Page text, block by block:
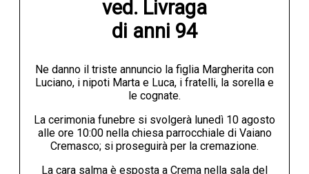
ved. Livraga
di anni 94
Ne danno il triste annuncio la figlia Margherita con
Luciano, i nipoti Marta e Luca, i fratelli, la sorella e
le cognate.
La cerimonia funebre si svolgerà lunedì 10 agosto
alle ore 10:00 nella chiesa parrocchiale di Vaiano
Cremasco; si proseguirà per la cremazione.
La cara salma è esposta a Crema nella sala del